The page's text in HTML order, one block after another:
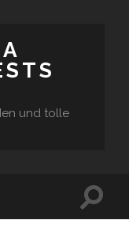
und tolle